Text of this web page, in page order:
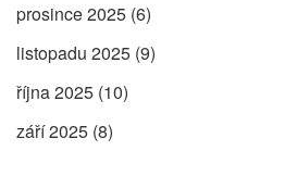
prosince 2025 (6)
listopadu 2025 (9)
října 2025 (10)
září 2025 (8)